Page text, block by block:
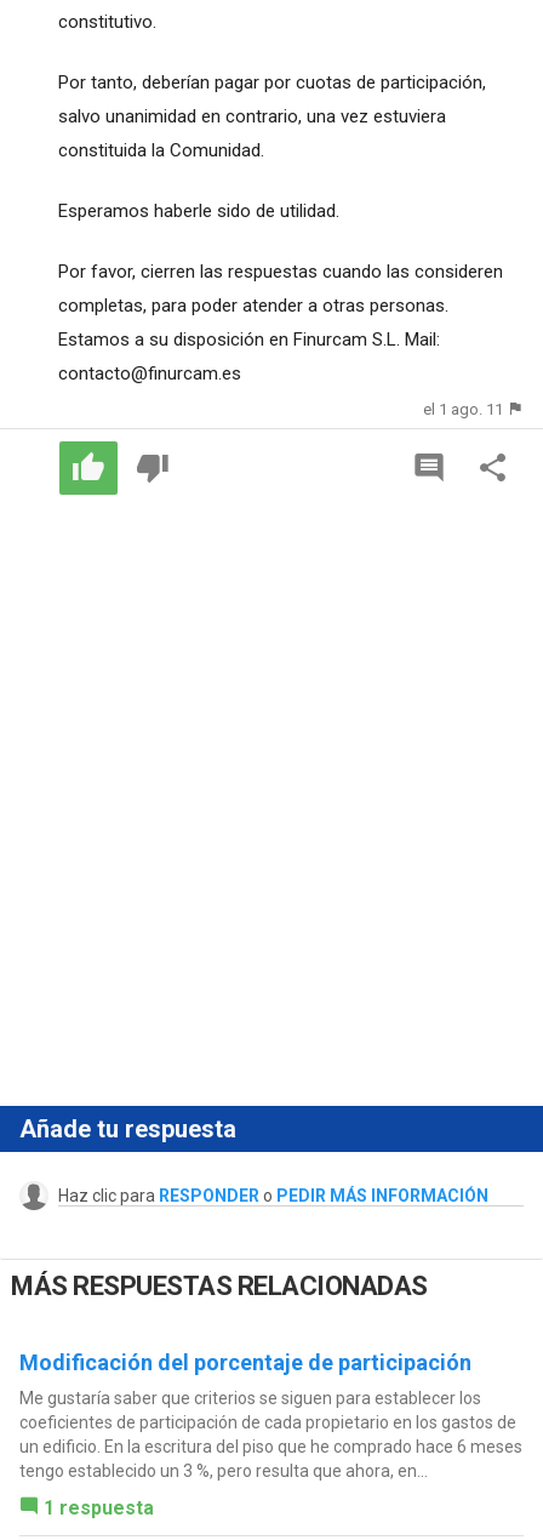
constitutivo.
Por tanto, deberían pagar por cuotas de participación,
salvo unanimidad en contrario, una vez estuviera
constituida la Comunidad.
Esperamos haberle sido de utilidad.
Por favor, cierren las respuestas cuando las consideren
completas, para poder atender a otras personas.
Estamos a su disposición en Finurcam S.L. Mail:
contacto@finurcam.es
el 1 ago. 11
Añade tu respuesta
Haz clic para RESPONDER o PEDIR MÁS INFORMACIÓN
MÁS RESPUESTAS RELACIONADAS
Modificación del porcentaje de participación
Me gustaría saber que criterios se siguen para establecer los
coeficientes de participación de cada propietario en los gastos de
un edificio. En la escritura del piso que he comprado hace 6 meses
tengo establecido un 3 %, pero resulta que ahora, en...
1 respuesta